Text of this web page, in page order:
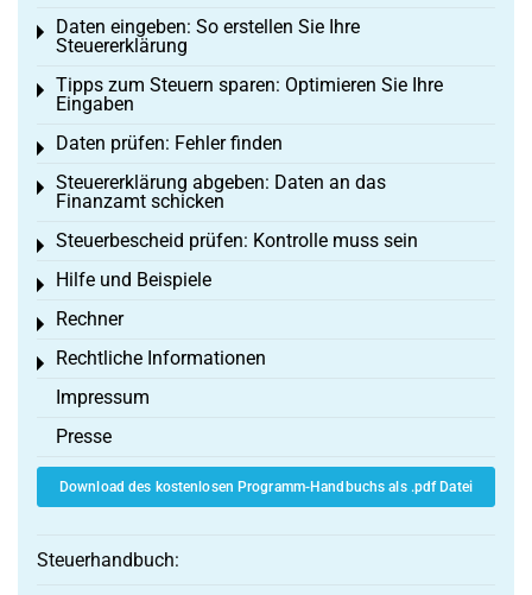
Daten eingeben: So erstellen Sie Ihre
Steuererklärung
Toggle menu
Tipps zum Steuern sparen: Optimieren Sie Ihre
Eingaben
Toggle menu
Daten prüfen: Fehler finden
Toggle menu
Steuererklärung abgeben: Daten an das
Finanzamt schicken
Toggle menu
Steuerbescheid prüfen: Kontrolle muss sein
Toggle menu
Hilfe und Beispiele
Toggle menu
Rechner
Toggle menu
Rechtliche Informationen
Toggle menu
Impressum
Presse
Download des kostenlosen Programm-Handbuchs als .pdf Datei
Steuerhandbuch: